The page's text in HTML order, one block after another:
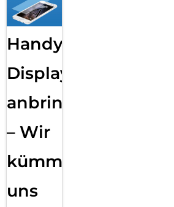
Handy
Displayfolie
anbringen
– Wir
kümmern
uns